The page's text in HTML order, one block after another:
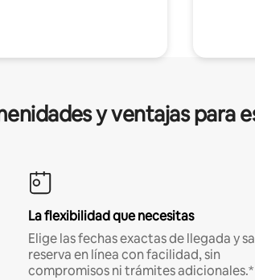
y ventajas para
La flexibilidad que necesitas
Elige las fechas exactas de llegada y
reserva en línea con facilidad, sin
compromisos ni trámites adicionales.*